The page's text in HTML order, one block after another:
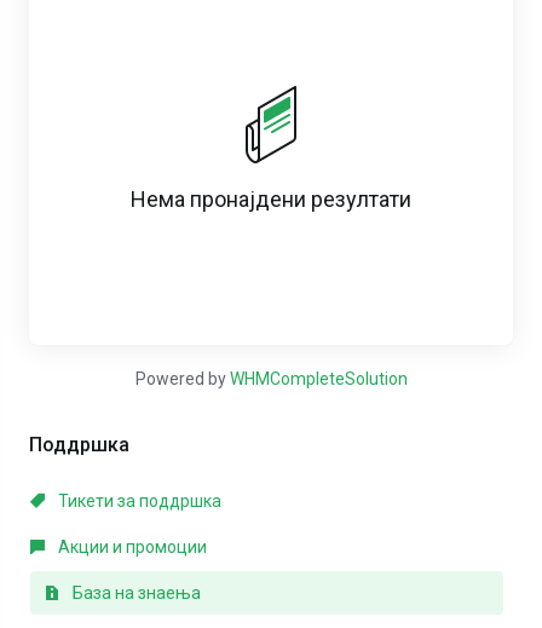
Поддршка
Тикети за поддршка
Акции и промоции
База на знаења
Нема пронајдени резултати
Powered byWHMCompleteSolution